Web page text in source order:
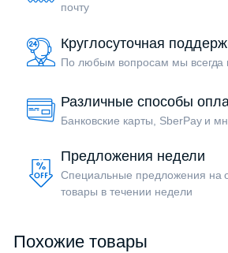
почту
Круглосуточная
По любым вопросам мы всегда
Различные способы
Банковские карты, SberPay и
Предложения недели
Специальные предложения на
товары в течении недели
Похожие товары